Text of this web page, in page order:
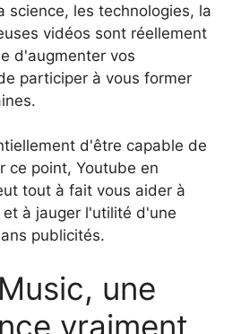
science, les technologies, la
vidéos sont réellement
d'augmenter vos
participer à vous former
d'être capable de
ce point, Youtube en
tout à fait vous aider à
à jauger l'utilité d'une
publicités.
une
vraiment